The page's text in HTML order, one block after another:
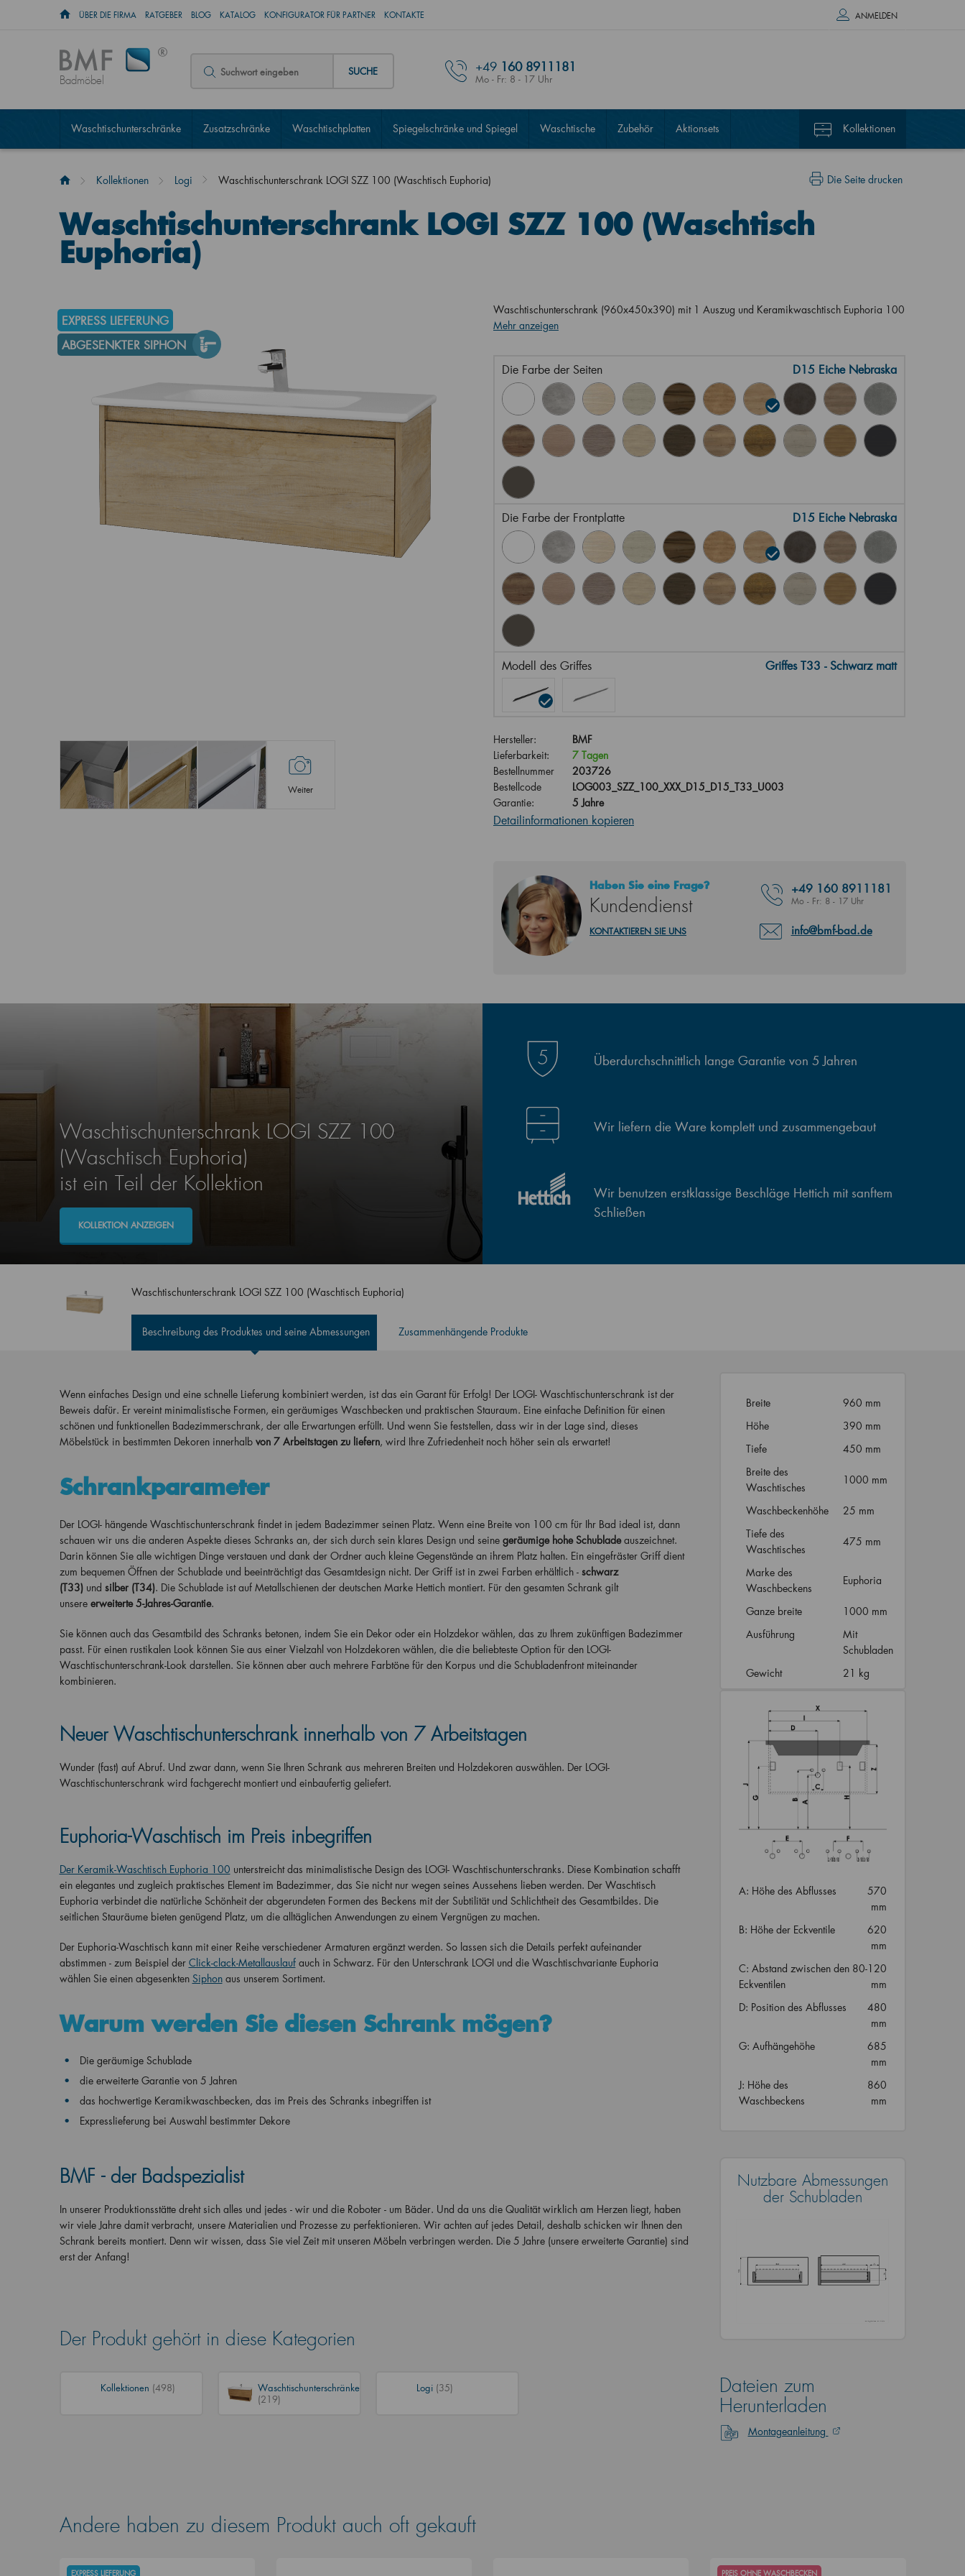
ÜBER DIE FIRMA RATGEBER BLOG KATALOG KONFIGURATOR FÜR PARTNER KONTAKTE ANMELDEN
Badmöbel
SUCHE +49 160 8911181
Mo - Fr: 8 - 17 Uhr
Waschtischunterschränke Zusatzschränke Waschtischplatten Spiegelschränke und Spiegel Waschtische Zubehör Aktionsets Kollektionen
Die Seite drucken
Kollektionen Logi Waschtischunterschrank LOGI SZZ 100 (Waschtisch Euphoria)
Waschtischunterschrank LOGI SZZ 100 (Waschtisch
Euphoria)
EXPRESS LIEFERUNG
ABGESENKTER SIPHON
Weiter
Waschtischunterschrank (960x450x390) mit 1 Auszug und Keramikwaschtisch Euphoria 100
Mehr anzeigen
Die Farbe der Seiten D15 Eiche Nebraska
Die Farbe der Frontplatte D15 Eiche Nebraska
Modell des Griffes Griffes T33 - Schwarz matt
Hersteller:
BMF
Lieferbarkeit:
7 Tagen
Bestellnummer
203726
Bestellcode
LOG003_SZZ_100_XXX_D15_D15_T33_U003
Garantie:
5 Jahre
Detailinformationen kopieren
Haben Sie eine Frage?
Kundendienst
+49 160 8911181
Mo - Fr: 8 - 17 Uhr
info@bmf-bad.de
KONTAKTIEREN SIE UNS
Waschtischunterschrank LOGI SZZ 100
(Waschtisch Euphoria)
ist ein Teil der Kollektion
KOLLEKTION ANZEIGEN
Überdurchschnittlich lange Garantie von 5 Jahren
Wir liefern die Ware komplett und zusammengebaut
Wir benutzen erstklassige Beschläge Hettich mit sanftem
Schließen
Waschtischunterschrank LOGI SZZ 100 (Waschtisch Euphoria)
Beschreibung des Produktes und seine Abmessungen Zusammenhängende Produkte
Wenn einfaches Design und eine schnelle Lieferung kombiniert werden, ist das ein Garant für Erfolg! Der LOGI- Waschtischunterschrank ist der
Beweis dafür. Er vereint minimalistische Formen, ein geräumiges Waschbecken und praktischen Stauraum. Eine einfache Definition für einen
schönen und funktionellen Badezimmerschrank, der alle Erwartungen erfüllt. Und wenn Sie feststellen, dass wir in der Lage sind, dieses
Möbelstück in bestimmten Dekoren innerhalb von 7 Arbeitstagen zu liefern, wird Ihre Zufriedenheit noch höher sein als erwartet!
Schrankparameter
Der LOGI- hängende Waschtischunterschrank findet in jedem Badezimmer seinen Platz. Wenn eine Breite von 100 cm für Ihr Bad ideal ist, dann
schauen wir uns die anderen Aspekte dieses Schranks an, der sich durch sein klares Design und seine geräumige hohe Schublade auszeichnet.
Darin können Sie alle wichtigen Dinge verstauen und dank der Ordner auch kleine Gegenstände an ihrem Platz halten. Ein eingefräster Griff dient
zum bequemen Öffnen der Schublade und beeinträchtigt das Gesamtdesign nicht. Der Griff ist in zwei Farben erhältlich - schwarz
(T33) und silber (T34). Die Schublade ist auf Metallschienen der deutschen Marke Hettich montiert. Für den gesamten Schrank gilt
unsere erweiterte 5-Jahres-Garantie.
Sie können auch das Gesamtbild des Schranks betonen, indem Sie ein Dekor oder ein Holzdekor wählen, das zu Ihrem zukünftigen Badezimmer
passt. Für einen rustikalen Look können Sie aus einer Vielzahl von Holzdekoren wählen, die die beliebteste Option für den LOGI-
Waschtischunterschrank-Look darstellen. Sie können aber auch mehrere Farbtöne für den Korpus und die Schubladenfront miteinander
kombinieren.
Neuer Waschtischunterschrank innerhalb von 7 Arbeitstagen
Wunder (fast) auf Abruf. Und zwar dann, wenn Sie Ihren Schrank aus mehreren Breiten und Holzdekoren auswählen. Der LOGI-
Waschtischunterschrank wird fachgerecht montiert und einbaufertig geliefert.
Euphoria-Waschtisch im Preis inbegriffen
Der Keramik-Waschtisch Euphoria 100 unterstreicht das minimalistische Design des LOGI- Waschtischunterschranks. Diese Kombination schafft
ein elegantes und zugleich praktisches Element im Badezimmer, das Sie nicht nur wegen seines Aussehens lieben werden. Der Waschtisch
Euphoria verbindet die natürliche Schönheit der abgerundeten Formen des Beckens mit der Subtilität und Schlichtheit des Gesamtbildes. Die
seitlichen Stauräume bieten genügend Platz, um die alltäglichen Anwendungen zu einem Vergnügen zu machen.
Der Euphoria-Waschtisch kann mit einer Reihe verschiedener Armaturen ergänzt werden. So lassen sich die Details perfekt aufeinander
abstimmen - zum Beispiel der Click-clack-Metallauslauf auch in Schwarz. Für den Unterschrank LOGI und die Waschtischvariante Euphoria
wählen Sie einen abgesenkten Siphon aus unserem Sortiment.
Warum werden Sie diesen Schrank mögen?
Die geräumige Schublade
die erweiterte Garantie von 5 Jahren
das hochwertige Keramikwaschbecken, das im Preis des Schranks inbegriffen ist
Expresslieferung bei Auswahl bestimmter Dekore
BMF - der Badspezialist
In unserer Produktionsstätte dreht sich alles und jedes - wir und die Roboter - um Bäder. Und da uns die Qualität wirklich am Herzen liegt, haben
wir viele Jahre damit verbracht, unsere Materialien und Prozesse zu perfektionieren. Wir achten auf jedes Detail, deshalb schicken wir Ihnen den
Schrank bereits montiert. Denn wir wissen, dass Sie viel Zeit mit unseren Möbeln verbringen werden. Die 5 Jahre (unsere erweiterte Garantie) sind
erst der Anfang!
Der Produkt gehört in diese Kategorien
Kollektionen (498)
Waschtischunterschränke
(219)
Logi (35)
Breite
960 mm
Höhe
390 mm
Tiefe
450 mm
Breite des
Waschtisches
1000 mm
Waschbeckenhöhe
25 mm
Tiefe des
Waschtisches
475 mm
Marke des
Waschbeckens
Euphoria
Ganze breite
1000 mm
Ausführung
Mit
Schubladen
Gewicht
21 kg
A: Höhe des Abflusses
570
mm
B: Höhe der Eckventile
620
mm
C: Abstand zwischen den
Eckventilen
80-120
mm
D: Position des Abflusses
480
mm
G: Aufhängehöhe
685
mm
J: Höhe des
Waschbeckens
860
mm
Nutzbare Abmessungen
der Schubladen
Dateien zum
Herunterladen
Montageanleitung
Andere haben zu diesem Produkt auch oft gekauft
EXPRESS LIEFERUNG PREIS OHNE WASCHBECKEN